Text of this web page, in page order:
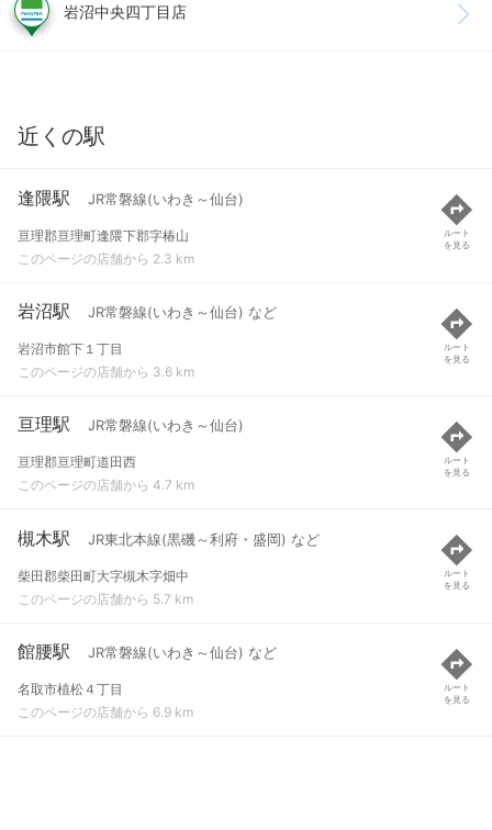
岩沼中央四丁目店
近くの駅
逢隈駅 JR常磐線(いわき～仙台)
亘理郡亘理町逢隈下郡字椿山
このページの店舗から 2.3 km
ルート
を見る
岩沼駅 JR常磐線(いわき～仙台) など
岩沼市館下１丁目
このページの店舗から 3.6 km
ルート
を見る
亘理駅 JR常磐線(いわき～仙台)
亘理郡亘理町道田西
このページの店舗から 4.7 km
ルート
を見る
槻木駅 JR東北本線(黒磯～利府・盛岡) など
柴田郡柴田町大字槻木字畑中
このページの店舗から 5.7 km
ルート
を見る
館腰駅 JR常磐線(いわき～仙台) など
名取市植松４丁目
このページの店舗から 6.9 km
ルート
を見る